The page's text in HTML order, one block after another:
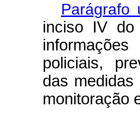
Parágrafo
inciso IV do
policiais,
das
monitoração